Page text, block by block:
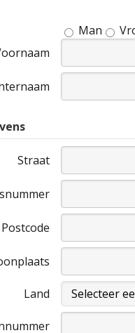
Man
Straat
Postcode
Land